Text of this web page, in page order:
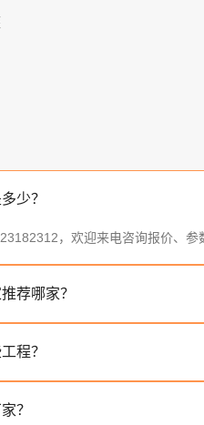
少？
，欢迎来电咨询报价、参
荐哪家？
程？
？